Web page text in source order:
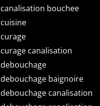
canalisation bouchee
cuisine
curage
curage canalisation
debouchage
debouchage baignoire
debouchage canalisation